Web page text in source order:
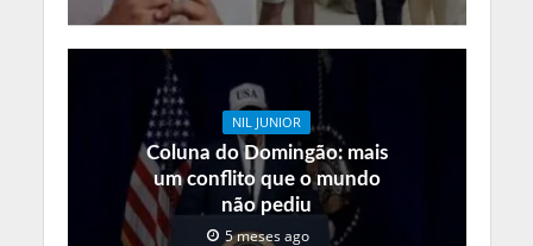
NIL JUNIOR
Coluna do Domingão: mais
um conflito que o mundo
não pediu
5 meses ago